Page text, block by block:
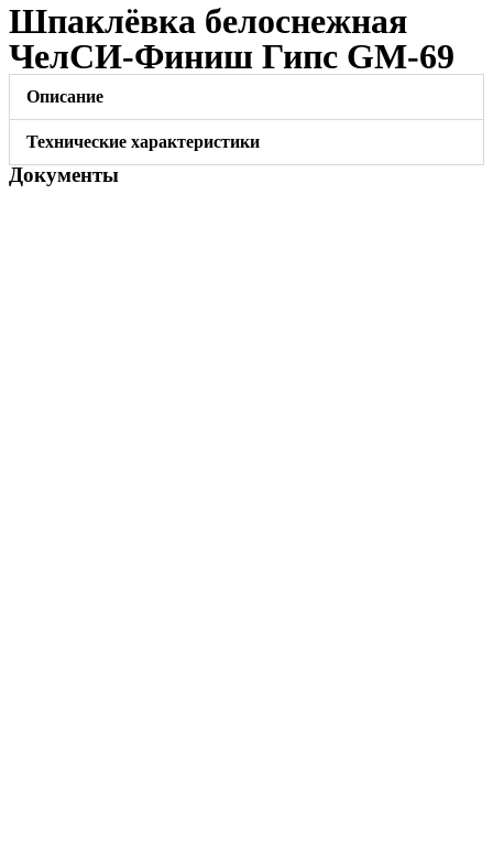
Шпаклёвка белоснежная
ЧелСИ-Финиш Гипс GM-69
Описание
Технические характеристики
Документы